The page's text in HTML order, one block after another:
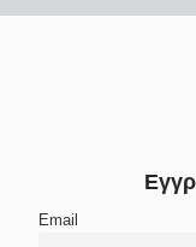
Email